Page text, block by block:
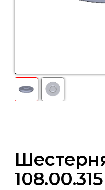
108.00.315